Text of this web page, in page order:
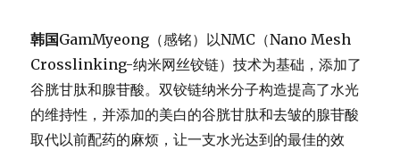
韩国GamMyeong（感铭）以NMC（Nano Mesh
Crosslinking-纳米网丝铰链）技术为基础，添加了
谷胱甘肽和腺苷酸。双铰链纳米分子构造提高了水光
的维持性，并添加的美白的谷胱甘肽和去皱的腺苷酸
取代以前配药的麻烦，让一支水光达到的最佳的效